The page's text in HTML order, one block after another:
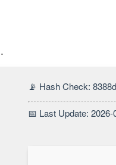
📡 Hash Check:
📅 Last Update: 2026-